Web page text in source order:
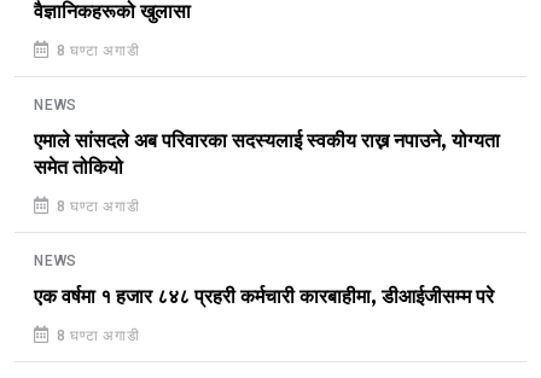
वैज्ञानिकहरूको खुलासा
8 घण्टा अगाडी
NEWS
एमाले सांसदले अब परिवारका सदस्यलाई स्वकीय राख्न नपाउने, योग्यता
समेत तोकियो
8 घण्टा अगाडी
NEWS
एक वर्षमा १ हजार ८४८ प्रहरी कर्मचारी कारबाहीमा, डीआईजीसम्म परे
8 घण्टा अगाडी